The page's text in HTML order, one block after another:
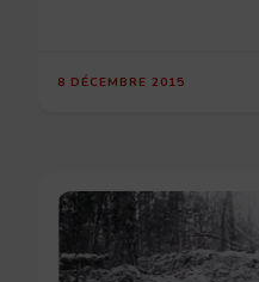
8 DÉCEMBRE 2015